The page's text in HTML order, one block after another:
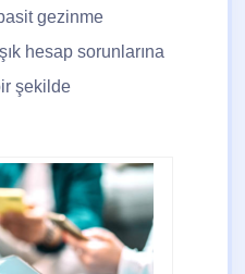
gezinme
hesap sorunlarına
şekilde